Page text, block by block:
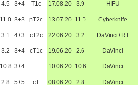
4.5 3+4 T1c 17.08.20 3.9 HIFU
11.0 3+3 pT2c 13.07.20 11.0 Cyberknife
3.1 4+3 cT2c 22.06.20 3.2 DaVinci+RT
3.2 3+4 cT1c 19.06.20 2.6 DaVinci
10.8 3+4 10.06.20 10.6 DaVinci
2.8 5+5 cT 08.06.20 2.8 DaVinci